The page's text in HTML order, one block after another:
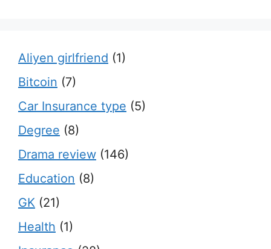
Aliyen girlfriend (1)
Bitcoin (7)
Car Insurance type (5)
Degree (8)
Drama review (146)
Education (8)
GK (21)
Health (1)